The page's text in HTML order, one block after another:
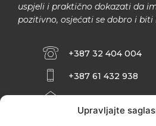
Upravljajte
uspjeli i praktično dokazati da
pozitivno, osjećati se dobro i biti
+387 32 404 004
+387 61 432 938
INFO@ZENIT.BA